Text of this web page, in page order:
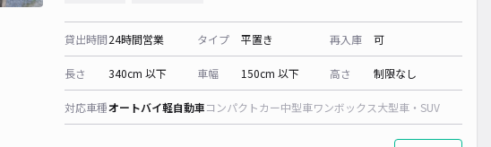
貸出時間24時間営業 タイプ 平置き 再入庫 可
長さ 340cm 以下 車幅 150cm 以下 高さ 制限なし
対応車種オートバイ軽自動車コンパクトカー中型車ワンボックス大型車・SUV